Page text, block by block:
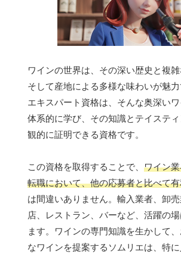
ワインの世界は、その深い歴史と複雑
そして産地による多様な味わいが魅
エキスパート資格は、そんな奥深い
体系的に学び、その知識とテイステ
観的に証明できる資格です。
この資格を取得することで、 ワイン
転職において、他の応募者と比べて
は間違いありません。輸入業者、卸
店、レストラン、バーなど、活躍の
ます。ワインの専門知識を生かして
なワインを提案するソムリエは、特